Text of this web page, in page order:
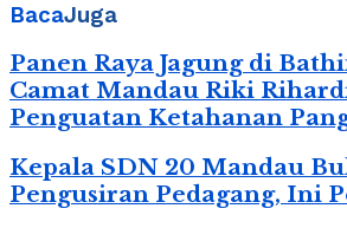
BacaJuga
Panen Raya Jagung di
Camat Mandau Riki
Penguatan Ketahanan
Kepala SDN 20 Mandau
Pengusiran Pedagang, Ini